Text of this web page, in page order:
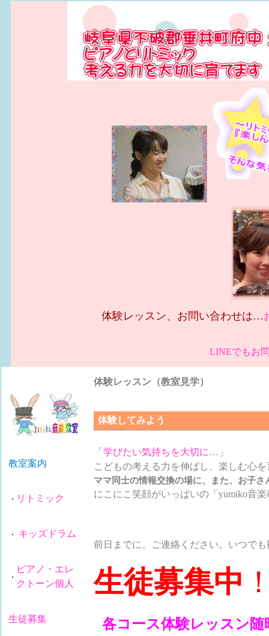
体験レッスン、お問い合わせは…
LINEでもお
教室案内
リトミック
キッズドラム
ピアノ・エレ
クトーン個人
生徒募集
体験レッスン（教室見学）
体験してみよう
「 学びたい気持ちを大切に… 」
こどもの考える力を伸ばし、楽しむ心
ママ同士の情報交換の場に、また、お子
にこにこ笑顔がいっぱいの「yumiko音
前日までに、ご連絡ください。いつで
生徒募集中
各コース体験レッスン随